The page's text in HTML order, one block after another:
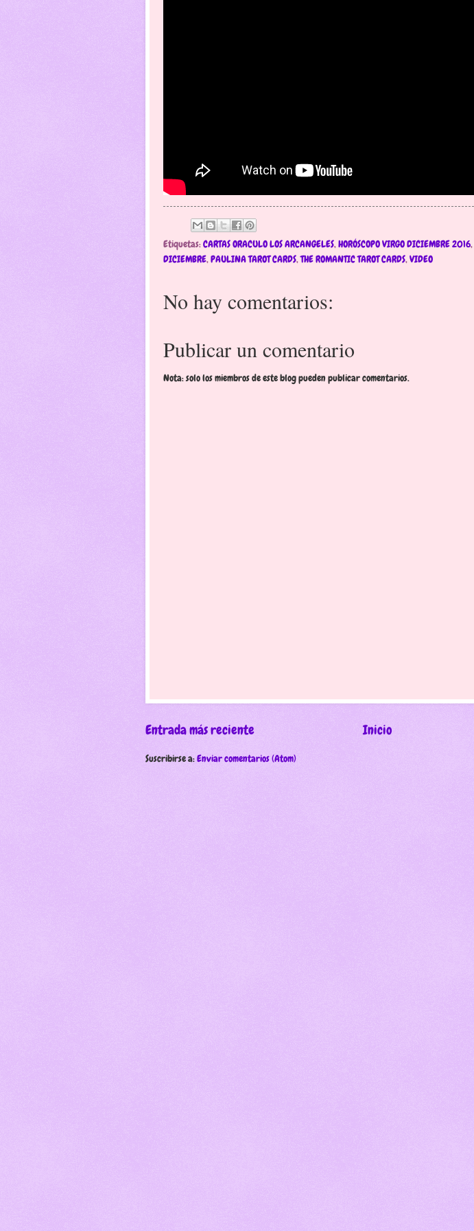
Etiquetas:CARTAS ORACULO LOS ARCANGELES,HORÓSCOPO VIRGO DICIEMBRE 2016,
DICIEMBRE,PAULINA TAROT CARDS,THE ROMANTIC TAROT CARDS,VIDEO
No hay comentarios:
Publicar un comentario
Nota: solo los miembros de este blog pueden publicar comentarios.
Entrada más reciente Inicio
Suscribirse a:Enviar comentarios (Atom)